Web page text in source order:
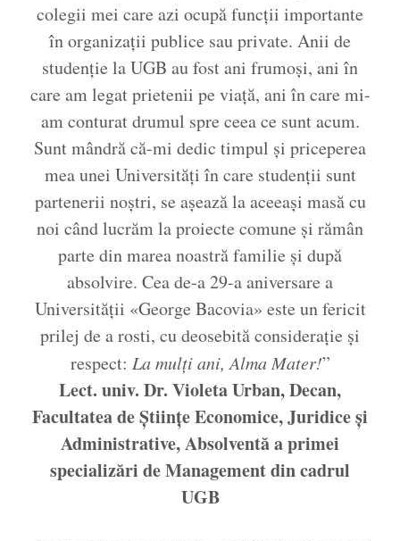
colegii mei care azi ocupă funcții importante
în organizații publice sau private. Anii de
studenție la UGB au fost ani frumoși, ani în
care am legat prietenii pe viață, ani în care mi-
am conturat drumul spre ceea ce sunt acum.
Sunt mândră că-mi dedic timpul și priceperea
mea unei Universități în care studenții sunt
partenerii noștri, se așează la aceeași masă cu
noi când lucrăm la proiecte comune și rămân
parte din marea noastră familie și după
absolvire. Cea de-a 29-a aniversare a
Universității «George Bacovia» este un fericit
prilej de a rosti, cu deosebită considerație și
respect: La mulți ani, Alma Mater!”
Lect. univ. Dr. Violeta Urban,Decan,
Facultatea de Științe Economice, Juridice și
Administrative,Absolventă a primei
specializări de Management din cadrul
UGB